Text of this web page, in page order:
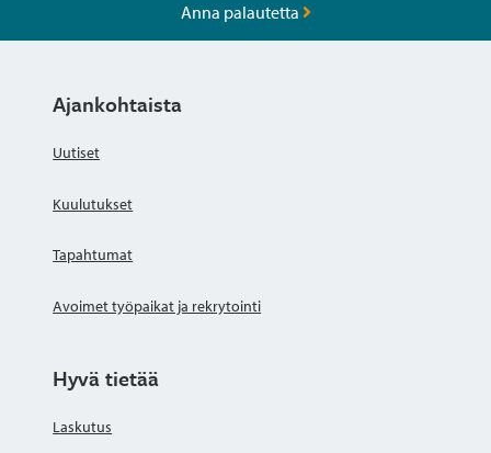
Anna palautetta
Ajankohtaista
Uutiset
Kuulutukset
Tapahtumat
Avoimet työpaikat ja rekrytointi
Hyvä tietää
Laskutus